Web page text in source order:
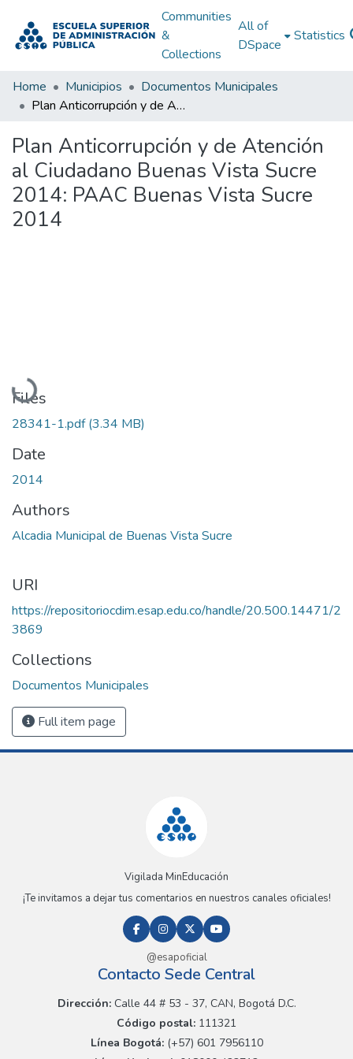
Communities
&
Collections
All of
DSpace
Statistics
Home Municipios
Documentos Municipales
Plan Anticorrupción y de Atención al Ciudadano Buenas Vista Sucre 2014: PAAC Buenas Vista Sucre 2014
Plan Anticorrupción y de Atención
al Ciudadano Buenas Vista Sucre
2014: PAAC Buenas Vista Sucre
2014
Loading...
Files
28341-1.pdf(3.34 MB)
Date
2014
Authors
Alcadia Municipal de Buenas Vista Sucre
URI
https://repositoriocdim.esap.edu.co/handle/20.500.14471/2
3869
Collections
Documentos Municipales
Full item page
Vigilada MinEducación
¡Te invitamos a dejar tus comentarios en nuestros canales oficiales!
@esapoficial
Contacto Sede Central
Dirección:Calle 44 # 53 - 37, CAN, Bogotá D.C.
Código postal: 111321
Línea Bogotá:(+57) 601 7956110